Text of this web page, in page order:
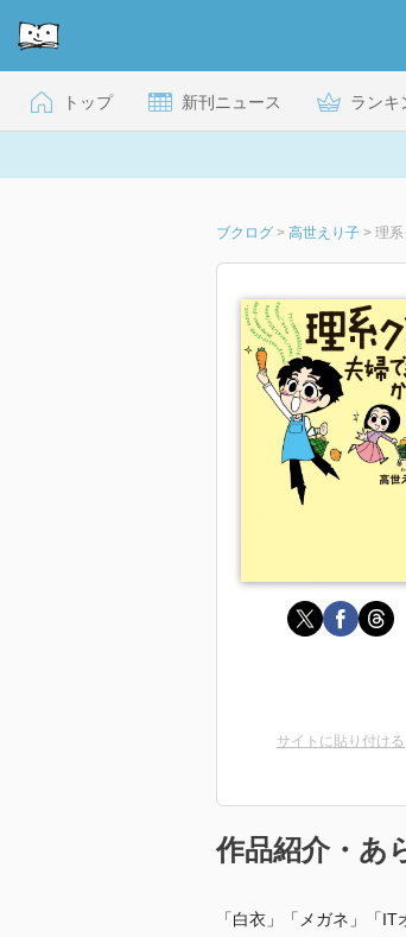
トップ 新刊ニュース ランキ
ブクログ > 高世えり子 > 理
サイトに貼り付ける
作品紹介・あ
「白衣」「メガネ」「